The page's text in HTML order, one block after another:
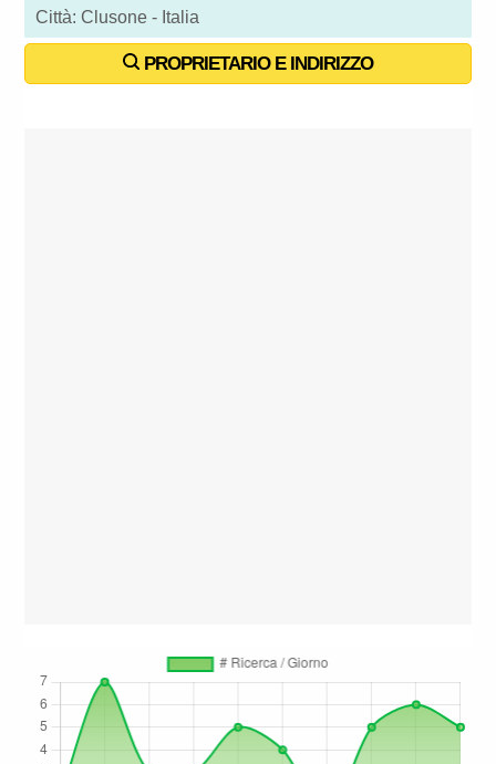
Città: Clusone - Italia
PROPRIETARIO E INDIRIZZO